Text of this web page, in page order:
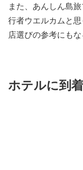
また、あんしん島
行者ウエルカムと
店選びの参考にもな
ホテルに到着